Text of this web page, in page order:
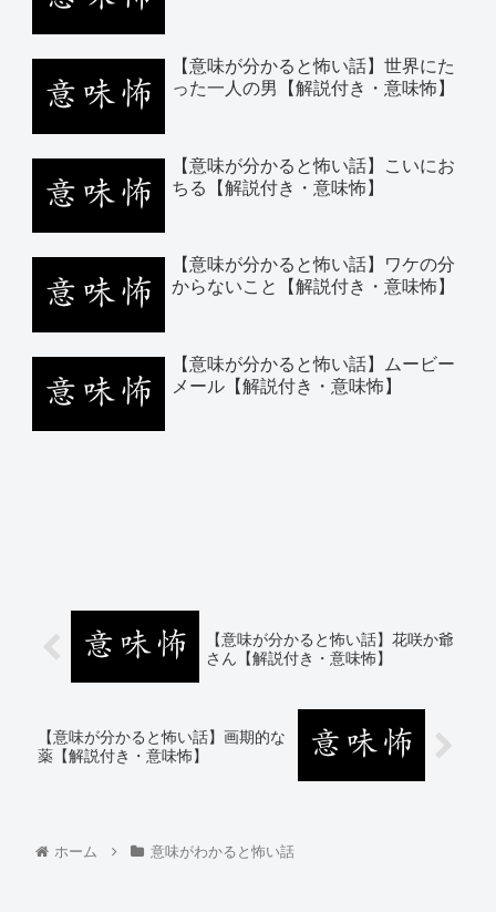
【意味が分かると怖い話】世界にた
った一人の男【解説付き・意味怖】
【意味が分かると怖い話】こいにお
ちる【解説付き・意味怖】
【意味が分かると怖い話】ワケの分
からないこと【解説付き・意味怖】
【意味が分かると怖い話】ムービー
メール【解説付き・意味怖】
【意味が分かると怖い話】花咲か爺
さん【解説付き・意味怖】
【意味が分かると怖い話】画期的な
薬【解説付き・意味怖】
ホーム 意味がわかると怖い話